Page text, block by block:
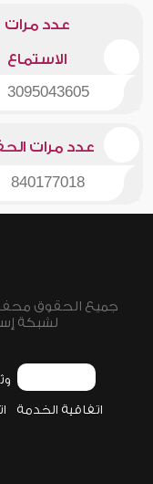
عدد مرات
الاستماع
3095043605
عدد مرات
840177018
لشبكة
اتفاقية الخدمة